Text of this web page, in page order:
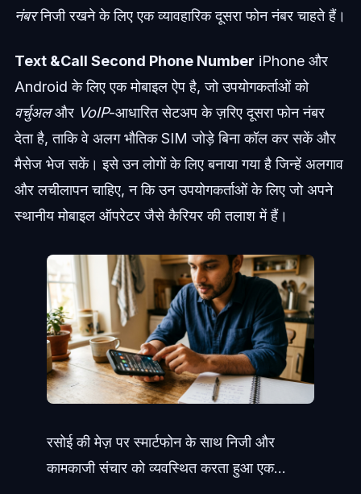
नंबरनिजी रखने के लिए एक व्यावहारिक दूसरा फोन नंबर चाहते हैं।
Text &Call Second Phone Number iPhone और
Android के लिए एक मोबाइल ऐप है, जो उपयोगकर्ताओं को
वर्चुअलऔर VoIP-आधारित सेटअप के ज़रिए दूसरा फोन नंबर
देता है, ताकि वे अलग भौतिक SIM जोड़े बिना कॉल कर सकें और
मैसेज भेज सकें। इसे उन लोगों के लिए बनाया गया है जिन्हें अलगाव
और लचीलापन चाहिए, न कि उन उपयोगकर्ताओं के लिए जो अपने
स्थानीय मोबाइल ऑपरेटर जैसे कैरियर की तलाश में हैं।
रसोई की मेज़ पर स्मार्टफोन के साथ निजी और
कामकाजी संचार को व्यवस्थित करता हुआ एक...